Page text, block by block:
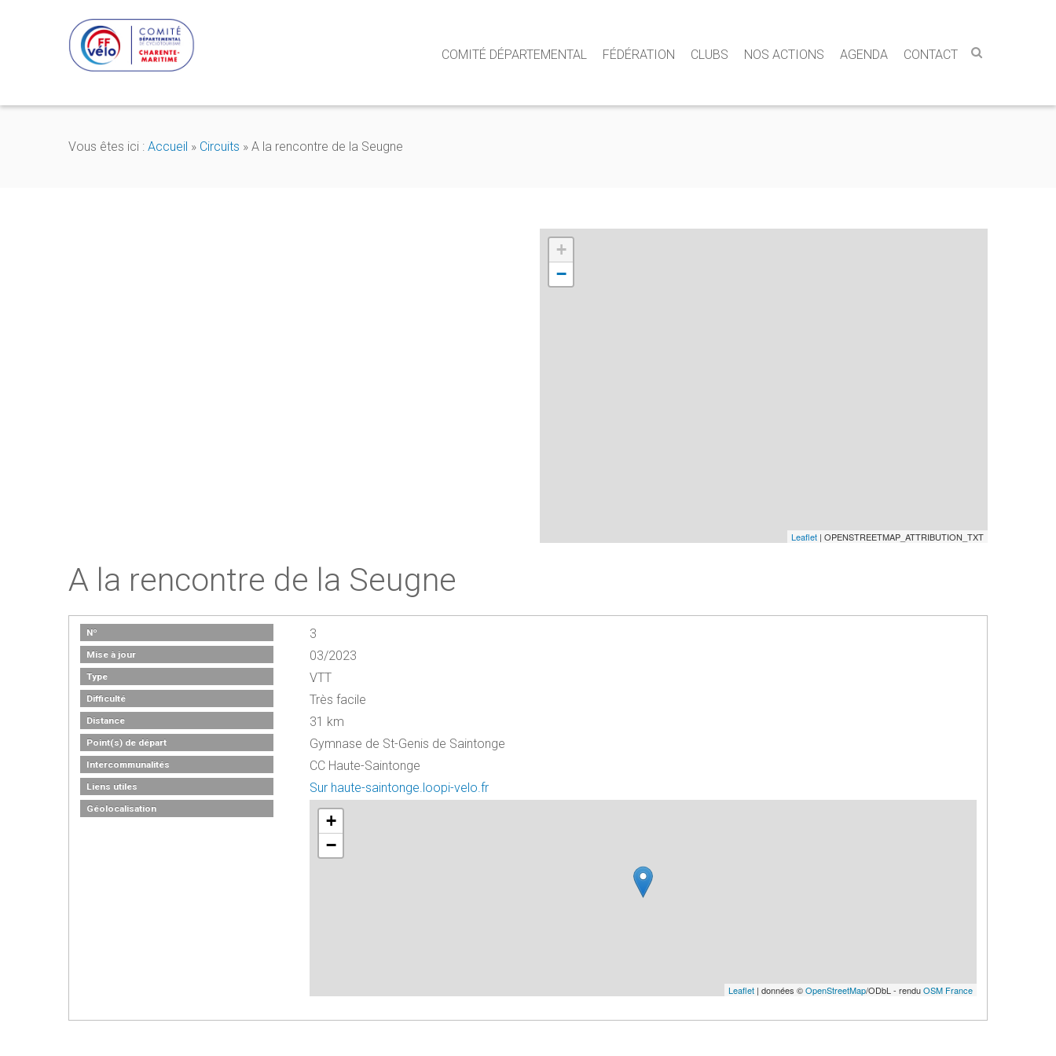
COMITÉ DÉPARTEMENTAL FÉDÉRATION CLUBS NOS ACTIONS AGENDA CONTACT
Vous êtes ici : Accueil » Circuits » A la rencontre de la Seugne
+
−
Leaflet | OPENSTREETMAP_ATTRIBUTION_TXT
A la rencontre de la Seugne
Nº 3
Mise à jour 03/2023
Type VTT
Difficulté Très facile
Distance 31 km
Point(s) de départ Gymnase de St-Genis de Saintonge
Intercommunalités CC Haute-Saintonge
Liens utiles Sur haute-saintonge.loopi-velo.fr
Géolocalisation
+
−
Leaflet | données ©OpenStreetMap/ODbL - renduOSM France